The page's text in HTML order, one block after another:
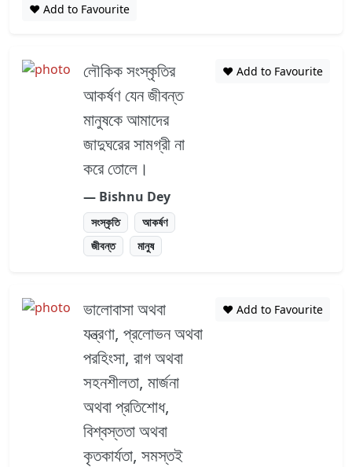
❤️ Add to Favourite
লৌকিক সংস্কৃতির
আকর্ষণ যেন জীবন্ত
মানুষকে আমাদের
জাদুঘরের সামগ্রী না
করে তােলে।
― Bishnu Dey
সংস্কৃতি
আকর্ষণ
জীবন্ত
মানুষ
❤️ Add to Favourite
ভালোবাসা অথবা
যন্ত্রণা, প্রলোভন অথবা
পরহিংসা, রাগ অথবা
সহনশীলতা, মার্জনা
অথবা প্রতিশোধ,
বিশ্বস্ততা অথবা
কৃতকার্যতা, সমস্তই
❤️ Add to Favourite